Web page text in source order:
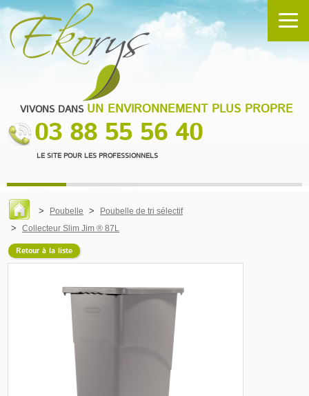
VIVONS DANS UN ENVIRONNEMENT PLUS PROPRE
03 88 55 56 40
LE SITE POUR LES PROFESSIONNELS
Poubelle
Poubelle de tri sélectif
Collecteur Slim Jim ® 87L
Retour à la liste